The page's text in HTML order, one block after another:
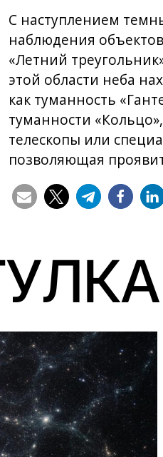
С наступлением
наблюдения
«Летний
этой области неба
как туманность
туманности
телескопы или
позволяющая